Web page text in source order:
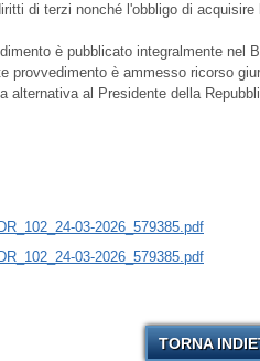
di terzi nonché l'obbligo di
è pubblicato integralmente nel
provvedimento è ammesso ricorso
alternativa al Presidente della
03-2026_579385.pdf
03-2026_579385.pdf
TORNA